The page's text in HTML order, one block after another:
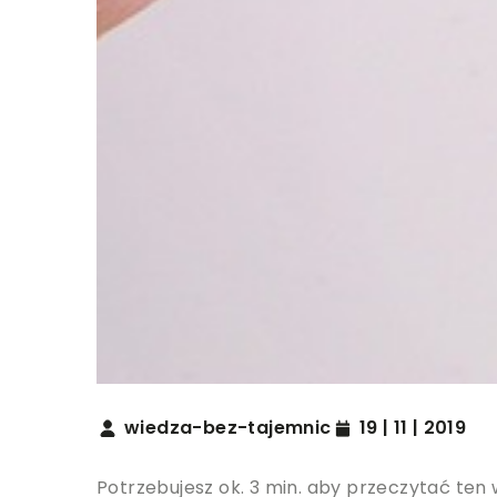
wiedza-bez-tajemnic 19 | 11 | 2019
Potrzebujesz ok. 3 min. aby przeczytać ten